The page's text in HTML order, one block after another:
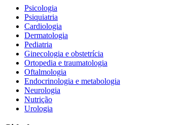
Psicologia
Psiquiatria
Cardiologia
Dermatologia
Pediatria
Ginecologia e obstetrícia
Ortopedia e traumatologia
Oftalmologia
Endocrinologia e metabologia
Neurologia
Nutrição
Urologia